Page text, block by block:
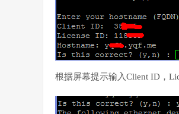
根据屏幕提示输入Client ID，